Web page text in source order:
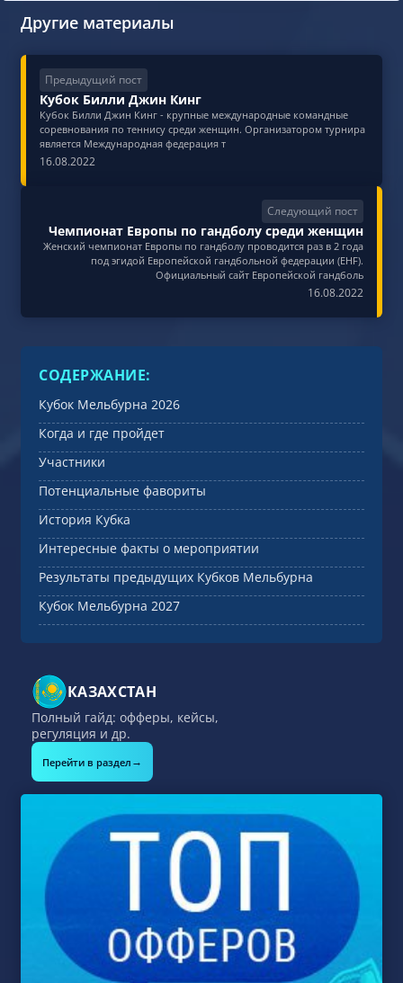
Другие материалы
Предыдущий пост
Кубок Билли Джин Кинг
Кубок Билли Джин Кинг - крупные международные командные
соревнования по теннису среди женщин. Организатором турнира
является Международная федерация т
16.08.2022
Следующий пост
Чемпионат Европы по гандболу среди женщин
Женский чемпионат Европы по гандболу проводится раз в 2 года
под эгидой Европейской гандбольной федерации (EHF).
Официальный сайт Европейской гандболь
16.08.2022
СОДЕРЖАНИЕ:
Кубок Мельбурна 2026
Когда и где пройдет
Участники
Потенциальные фавориты
История Кубка
Интересные факты о мероприятии
Результаты предыдущих Кубков Мельбурна
Кубок Мельбурна 2027
КАЗАХСТАН
Полный гайд: офферы, кейсы,
регуляция и др.
Перейти в раздел →